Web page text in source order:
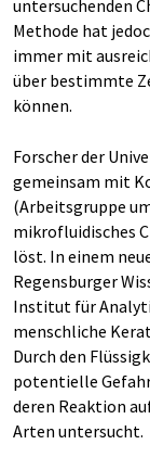
untersuchenden
Methode hat
immer mit
über bestimmte
können.
Forscher der
gemeinsam mit
(Arbeitsgruppe
mikrofluidisches
löst. In einem
Regensburger
Institut für
menschliche
Durch den
potentielle
deren Reaktion
Arten untersucht.